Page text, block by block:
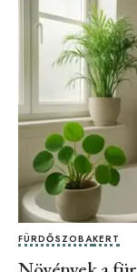
FÜRDŐSZOBAKERT